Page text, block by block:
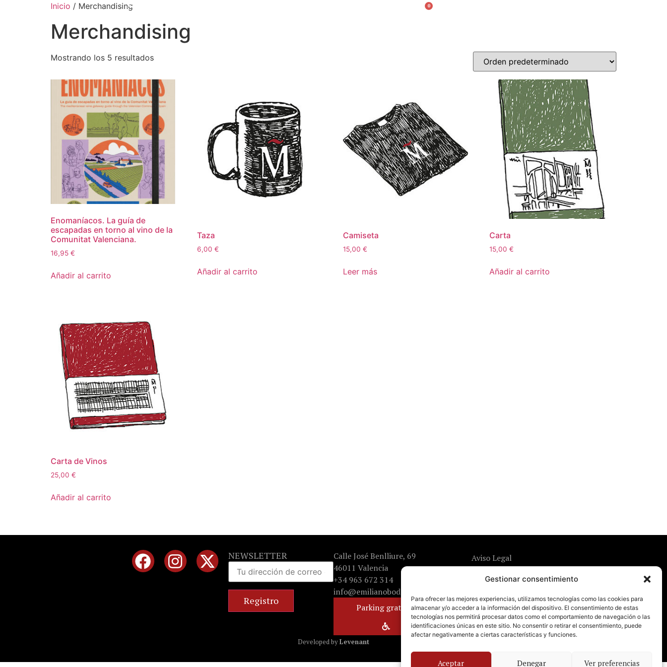
Gestionar consentimiento
Para ofrecer las mejores experiencias, utilizamos tecnologías como las cookies para
almacenar y/o acceder a la información del dispositivo. El consentimiento de estas
tecnologías nos permitirá procesar datos como el comportamiento de navegación o las
identificaciones únicas en este sitio. No consentir o retirar el consentimiento, puede
afectar negativamente a ciertas características y funciones.
Aceptar Denegar Ver preferencias
0
Inicio / Merchandising
Merchandising
Mostrando los 5 resultados
Enomaníacos. La guía de
escapadas en torno al vino de la
Comunitat Valenciana.
16,95 €
Añadir al carrito
Taza
6,00 €
Añadir al carrito
Camiseta
15,00€
Leer más
Carta
15,00€
Añadir al carrito
Carta de Vinos
25,00 €
Añadir al carrito
NEWSLETTER
Calle José Benlliure, 69
46011 Valencia
+34 963 672 314
info@emilianobodega.com
Parking gratuito
Aviso Legal
Política de Privacidad
Developed byLevenant